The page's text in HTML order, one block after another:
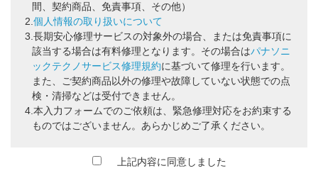
間、契約商品、免責事項、その他）
2. 個人情報の取り扱いについて
3. 長期安心修理サービスの対象外の場合、または免責事項に
該当する場合は有料修理となります。その場合はパナソニ
ックテクノサービス修理規約に基づいて修理を行います。
また、ご契約商品以外の修理や故障していない状態での点
検・清掃などは受付できません。
4. 本入力フォームでのご依頼は、緊急修理対応をお約束する
ものではございません。あらかじめご了承ください。
上記内容に同意しました